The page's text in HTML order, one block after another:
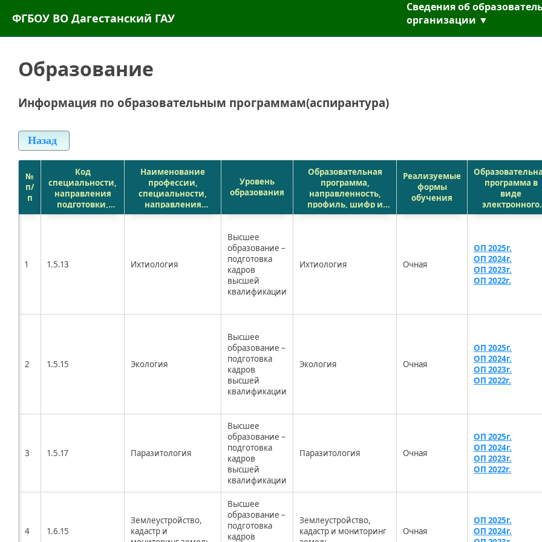
ФГБОУ ВО Дагестанский ГАУ
Сведения об
организации ▼
Образование
Информация по образовательным программам(аспирантура)
Назад
№
п/
п
Код
специальности,
направления
подготовки,
шифр группы
Наименование
профессии,
специальности,
направления
подготовки,
Уровень
образования
Образовательная
программа,
направленность,
профиль, шифр и
наименование
Реализуемые
формы
обучения
программа в
виде
электронного
документа
1 1.5.13 Ихтиология
Высшее
образование –
подготовка
кадров
высшей
квалификации
Ихтиология Очная
ОП 2025г.
ОП 2024г.
ОП 2023г.
ОП 2022г.
2 1.5.15 Экология
Высшее
образование –
подготовка
кадров
высшей
квалификации
Экология Очная
ОП 2025г.
ОП 2024г.
ОП 2023г.
ОП 2022г.
3 1.5.17 Паразитология
Высшее
образование –
подготовка
кадров
высшей
квалификации
Паразитология Очная
ОП 2025г.
ОП 2024г.
ОП 2023г.
ОП 2022г.
4 1.6.15
Землеустройство,
кадастр и
Высшее
образование –
подготовка
кадров
Землеустройство,
кадастр и мониторинг
Очная
ОП 2025г.
ОП 2024г.